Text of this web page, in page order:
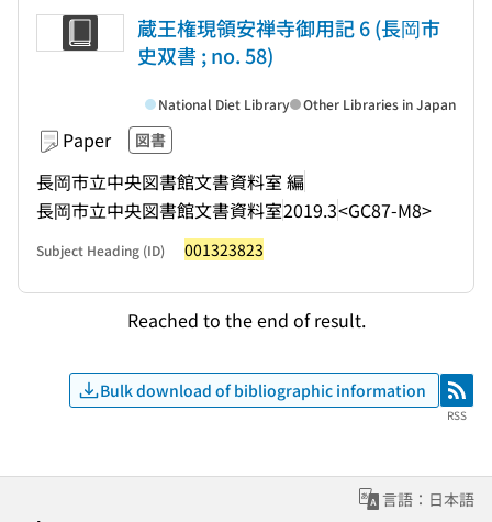
蔵王権現領安禅寺御用記 6 (長岡市
史双書 ; no. 58)
Paper 図書
長岡市立中央図書館文書資料室 編
長岡市立中央図書館文書資料室2019.3<GC87-M8>
National Diet Library Other Libraries in Japan
Subject Heading (ID) 001323823
Reached to the end of result.
Bulk download of bibliographic information RSS
RSS
言語：日本語